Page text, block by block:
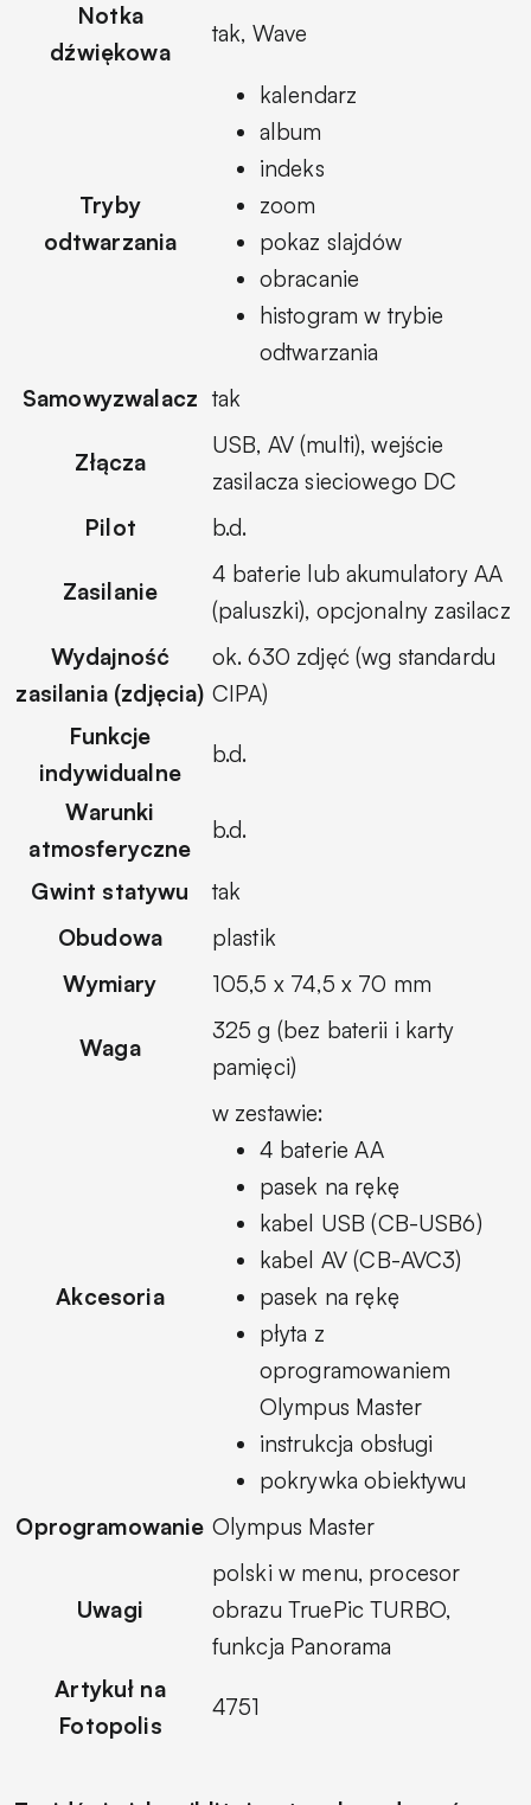
Notka
dźwiękowa
tak, Wave
Tryby
odtwarzania
kalendarz
album
indeks
zoom
pokaz slajdów
obracanie
histogram w trybie
odtwarzania
Samowyzwalacz tak
Złącza
USB, AV (multi), wejście
zasilacza sieciowego DC
Pilot
b.d.
Zasilanie
4 baterie lub akumulatory AA
(paluszki), opcjonalny zasilacz
Wydajność
zasilania (zdjęcia)
ok. 630 zdjęć (wg standardu
CIPA)
Funkcje
indywidualne
b.d.
Warunki
atmosferyczne
b.d.
Gwint statywu
tak
Obudowa
plastik
Wymiary
105,5 x 74,5 x 70 mm
Waga
325 g (bez baterii i karty
pamięci)
Akcesoria
w zestawie:
4 baterie AA
pasek na rękę
kabel USB (CB-USB6)
kabel AV (CB-AVC3)
pasek na rękę
płyta z
oprogramowaniem
Olympus Master
instrukcja obsługi
pokrywka obiektywu
Oprogramowanie Olympus Master
Uwagi
polski w menu, procesor
obrazu TruePic TURBO,
funkcja Panorama
Artykuł na
Fotopolis
4751